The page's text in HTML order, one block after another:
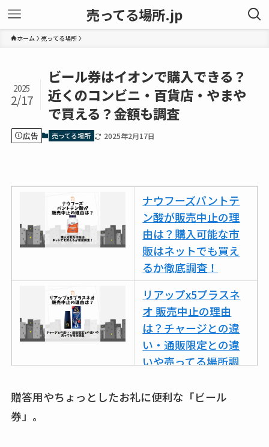
売ってる場所.jp
ホーム 売ってる場所
ビール券はイオンで購入できる？
近くのコンビニ・百貨店・やまや
で買える？金額も調査
2025
2/17
広告 売ってる場所 2025年2月17日
ナウフーズパントテ
ン酸が販売中止の理
由は？購入可能な市
販はネットでも買え
るか徹底調査！
リアップx5プラスネ
オ 販売中止の理由
は？チャージとの違
い・通販限定との違
いや売ってる場所調
ココネシャンプー詰
贈答用やちょっとしたお礼に便利な「ビール
券」。